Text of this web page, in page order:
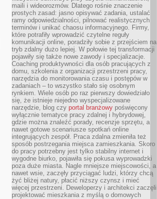
maili i wideorozmów. Dlatego rośnie znaczenie
prostych zasad: jasno opisywać zadania, ustalać
ramy odpowiedzialności, pilnować realistycznych
terminów i unikać chaosu informacyjnego. Firmy,
które potrafiły wprowadzić czytelne reguły
komunikacji online, poradziły sobie z przejściem na
tryb zdalny dużo lepiej. W połowie tej transformacji
pojawiły się także nowe zawody i specjalizacje.
Coaching produktywności dla osób pracujących z
domu, szkolenia z organizacji przestrzeni pracy,
narzędzia do monitorowania czasu i postępów w
zadaniach – to wszystko stało się osobnym
rynkiem. Wiele osób po raz pierwszy dowiedziało
się, że istnieje niejedno wyspecjalizowane
narzędzie, blog czy portal branżowy poświęcony
wyłącznie tematyce pracy zdalnej i hybrydowej,
gdzie można znaleźć porady, recenzje sprzętu, a
nawet gotowe scenariusze spotkań online
integrujących zespół. Praca zdalna zmieniła też
sposób postrzegania miejsca zamieszkania. Skoro
do pracy potrzebny jest tylko stabilny internet i
wygodne biurko, pojawiła się pokusa wyprowadzki
poza duże miasta. Nagle mniejsze miejscowości, a
nawet wsie, zaczęły przyciągać ludzi, którzy chcą
żyć bliżej natury, płacić niższy czynsz i mieć
więcej przestrzeni. Deweloperzy i architekci zaczęli
projektować mieszkania z myślą o domowych